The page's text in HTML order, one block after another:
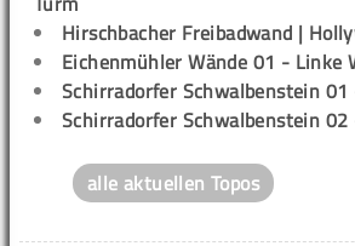
Hirschbacher Freibadwand |
Eichenmühler Wände 01 - Linke
Schirradorfer Schwalbenstein
Schirradorfer Schwalbenstein 02
alle aktuellen Topos